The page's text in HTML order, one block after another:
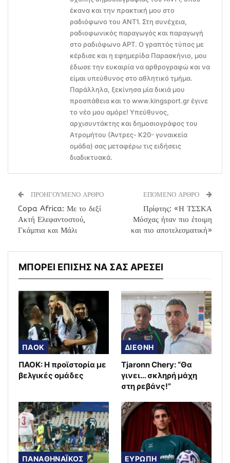
έκανα και την πρακτική μου στο
ραδιόφωνο του ΑΝΤ1. Στη συνέχεια,
ραδιοφωνικός παραγωγός και παραγωγή
στο ραδιόφωνο ΑΡΤ. Ο γραπτός τύπος με
κέρδισε και η εφημερίδα Παρασκήνιο, μου
έδωσε την ευκαιρία να αρθρογραφώ και να
είμαι υπεύθυνος στο αθλητικό τμήμα.
Παράλληλα, ξεκίνησα μία δικιά μου
προσπάθεια και το www.kingsport.gr έγινε
το νέο μου αμόρε! Υπεύθυνος,
αρχισυντάκτης και δημοσιογράφος του
Ατρομήτου (Άντρες- Κ20- γυναικεία
ομάδα) σας μεταφέρω τις ειδήσεις
διαδικτυακά.
ΠΡΟΗΓΟΥΜΕΝΟ ΑΡΘΡΟ
Copa Africa: Με το δεξί
Ακτή Ελεφαντοστού,
Γκάμπια και Μάλι
ΕΠΟΜΕΝΟ ΑΡΘΡΟ
Πρίφτης: «Η ΤΣΣΚΑ
Μόσχας ήταν πιο έτοιμη
και πιο αποτελεσματική»
ΜΠΟΡΕΙ ΕΠΙΣΗΣ ΝΑ ΣΑΣ ΑΡΕΣΕΙ
ΠΑΟΚ
ΠΑΟΚ: Η προϊστορία με
βελγικές ομάδες
ΔΙΕΘΝΗ
Tjaronn Chery: “Θα
γινει… σκληρή μάχη
στη ρεβάνς!”
ΠΑΝΑΘΗΝΑΪΚΟΣ ΕΥΡΩΠΗ